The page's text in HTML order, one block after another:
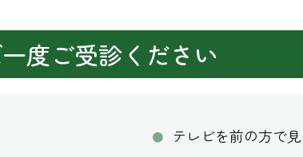
度ご受診ください
テレビを前の方で